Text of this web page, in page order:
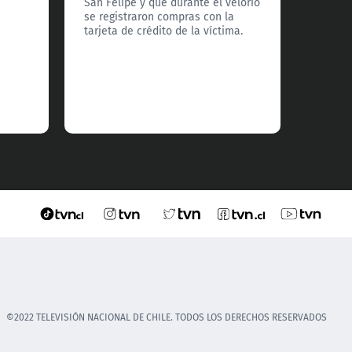
se registraron compras con la
tarjeta de crédito de la víctima.
©2022 TELEVISIÓN NACIONAL DE CHILE. TODOS LOS DERECHOS RESERVADOS